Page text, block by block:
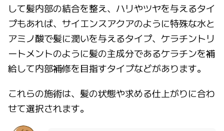
して髪内部の結合を整え、ハリやツヤを与えるタイ
プもあれば、サイエンスアクアのように特殊な水と
アミノ酸で髪に潤いを与えるタイプ、ケラチントリ
ートメントのように髪の主成分であるケラチンを補
給して内部補修を目指すタイプなどがあります。
これらの施術は、髪の状態や求める仕上がりに合わ
せて選択されます。